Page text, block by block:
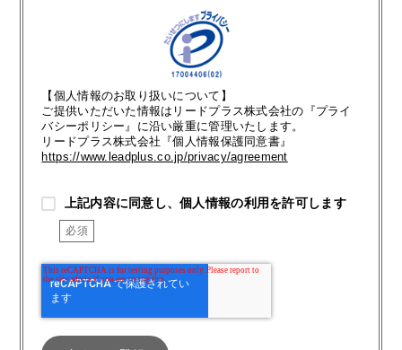
【個人情報のお取り扱いについて】
ご提供いただいた情報はリードプラス株式会社の『プライ
バシーポリシー』に沿い厳重に管理いたします。
リードプラス株式会社『個人情報保護同意書』
https://www.leadplus.co.jp/privacy/agreement
上記内容に同意し、個人情報の利用を許可します